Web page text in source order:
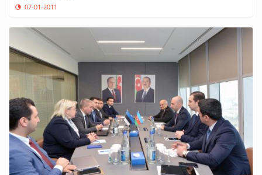
07-01-2011